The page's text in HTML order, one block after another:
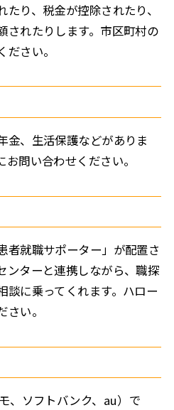
り、税金が控除されたり、
されたりします。市区町村の
さい。
金、生活保護などがありま
問い合わせください。
者就職サポーター」が配置さ
ンターと連携しながら、職探
談に乗ってくれます。ハロー
い。
、ソフトバンク、au）で